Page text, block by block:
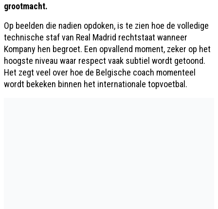
grootmacht.
Op beelden die nadien opdoken, is te zien hoe de volledige
technische staf van Real Madrid rechtstaat wanneer
Kompany hen begroet. Een opvallend moment, zeker op het
hoogste niveau waar respect vaak subtiel wordt getoond.
Het zegt veel over hoe de Belgische coach momenteel
wordt bekeken binnen het internationale topvoetbal.